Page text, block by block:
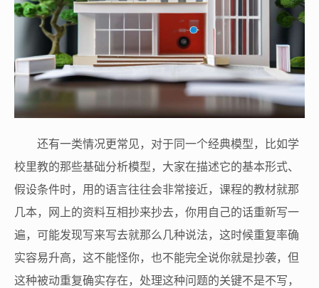
还有一类情况更常见，对于同一个经典模型，比如学
校里教的那些基础分析模型，大家在描述它的基本形式、
假设条件时，用的语言往往会非常接近，课程的教材就那
几本，网上的资料互相抄来抄去，你用自己的话重新写一
遍，可能发现写来写去就那么几种说法，这时候重复率确
实容易升高，这不能怪你，也不能完全说你就是抄袭，但
这种被动重复确实存在，处理这种问题的关键不是不写，